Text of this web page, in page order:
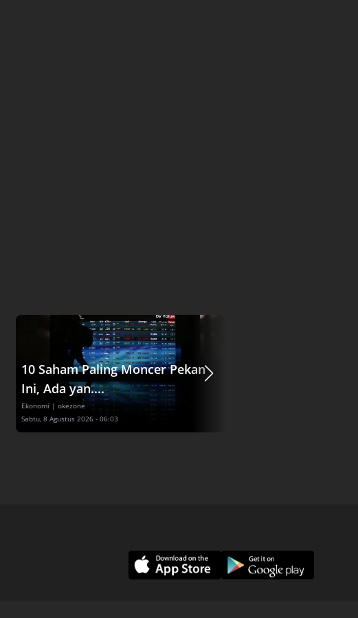
10 Saham Paling Moncer Pekan
Ini, Ada yan....
Ekonomi | okezone
Sabtu, 8 Agustus 2026 - 06:03